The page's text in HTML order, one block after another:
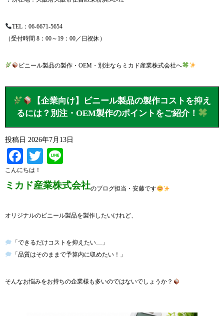
TEL： 06-6671-5654
（受付時間 8：00～19：00／日祝休）
ビニール製品の製作・OEM・別注ならミカド産業株式会社へ
【企業向け】ビニール製品の製作コストを抑え
るには？別注・OEM製作のポイントをご紹介！
投稿日 2026年7月13日
Facebook
Twitter
こんにちは！
ミカド産業株式会社のブログ担当・安藤です
オリジナルのビニール製品を製作したいけれど、
「できるだけコストを抑えたい…」
「品質はそのままで予算内に収めたい！」
そんなお悩みをお持ちの企業様も多いのではないでしょうか？